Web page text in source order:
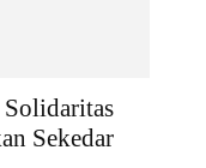
Sekedar